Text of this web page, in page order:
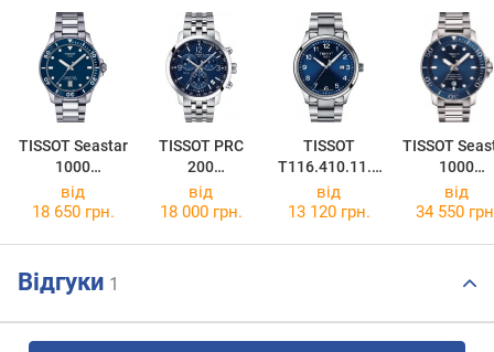
TISSOT Seastar
1000
T120.410.11.0
41.00
TISSOT PRC
200
Chronograph
T114.417.11.0
TISSOT
T116.410.11.0
47.00
TISSOT
1000
Powermatic
від
18 650 грн.
від
18 000 грн.
від
13 120 грн.
від
34 550
Відгуки 1